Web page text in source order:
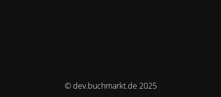
© dev.buchmarkt.de 2025